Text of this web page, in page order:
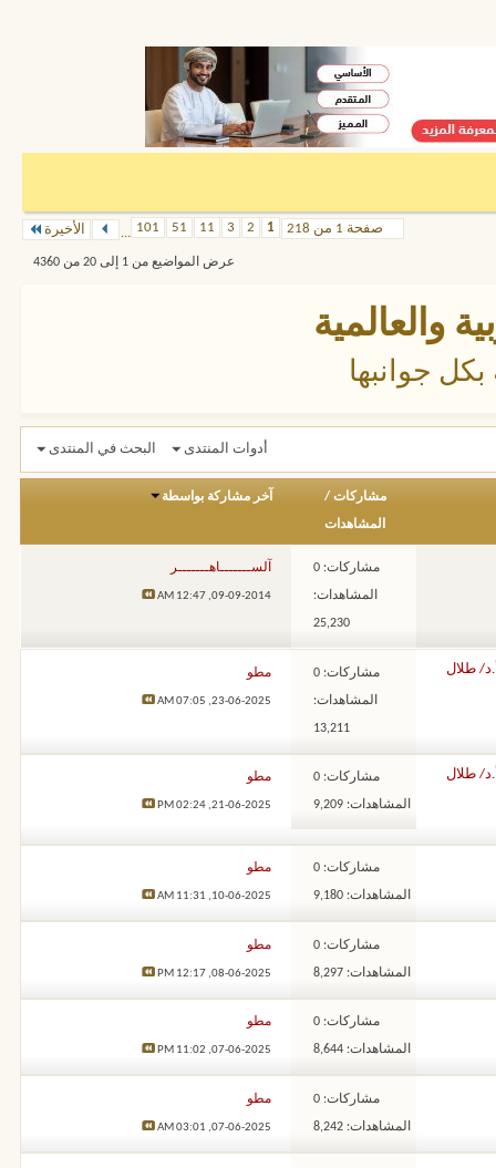
صفحة 1 من 218 1
2
3
11
51
101
... الأخيرة
عرض المواضيع من 1 إلى 20 من 4360
والعالمية
جوانبها
أدوات المنتدى البحث في المنتدى
مشاركات /
المشاهدات
آخر مشاركة بواسطة
مشاركات: 0
المشاهدات:
25,230
آلســـــــاهـــــــر
09-09-2014,
12:47 AM
طلال مشاركات: 0
المشاهدات:
13,211
مطو
23-06-2025,
07:05 AM
طلال مشاركات: 0
المشاهدات: 9,209
مطو
21-06-2025,
02:24 PM
مشاركات: 0
المشاهدات: 9,180
مطو
10-06-2025,
11:31 AM
مشاركات: 0
المشاهدات: 8,297
مطو
08-06-2025,
12:17 PM
مشاركات: 0
المشاهدات: 8,644
مطو
07-06-2025,
11:02 PM
مشاركات: 0
المشاهدات: 8,242
مطو
07-06-2025,
03:01 AM